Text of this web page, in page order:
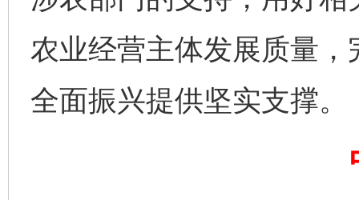
农业经营主体发展质量
全面振兴提供坚实支撑。
完善运行机制助力责任有效落实 一纸欠